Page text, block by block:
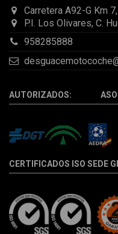
Carretera A92-G Km
P.I. Los Olivares, C.
958285888
AUTORIZADOS:
CERTIFICADOS ISO SEDE